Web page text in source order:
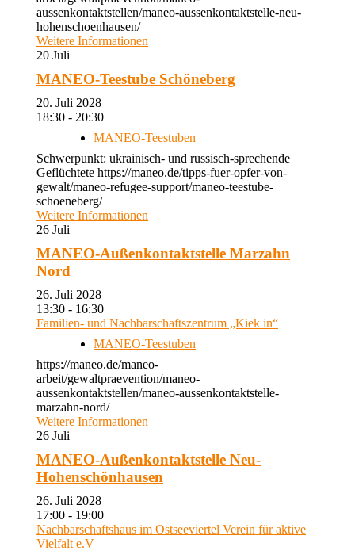
aussenkontaktstellen/maneo-aussenkontaktstelle-neu-
hohenschoenhausen/
Weitere Informationen
20 Juli
MANEO-Teestube Schöneberg
20. Juli 2028
18:30 - 20:30
MANEO-Teestuben
Schwerpunkt: ukrainisch- und russisch-sprechende
Geflüchtete https://maneo.de/tipps-fuer-opfer-von-
gewalt/maneo-refugee-support/maneo-teestube-
schoeneberg/
Weitere Informationen
26 Juli
MANEO-Außenkontaktstelle Marzahn
Nord
26. Juli 2028
13:30 - 16:30
Familien- und Nachbarschaftszentrum „Kiek in“
MANEO-Teestuben
https://maneo.de/maneo-
arbeit/gewaltpraevention/maneo-
aussenkontaktstellen/maneo-aussenkontaktstelle-
marzahn-nord/
Weitere Informationen
26 Juli
MANEO-Außenkontaktstelle Neu-
Hohenschönhausen
26. Juli 2028
17:00 - 19:00
Nachbarschaftshaus im Ostseeviertel Verein für aktive
Vielfalt e.V